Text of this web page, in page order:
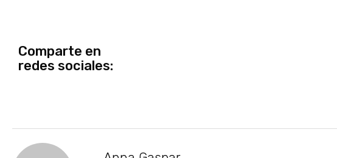
Comparte en
redes sociales: